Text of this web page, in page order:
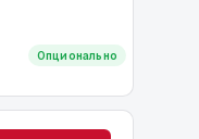
Опционально